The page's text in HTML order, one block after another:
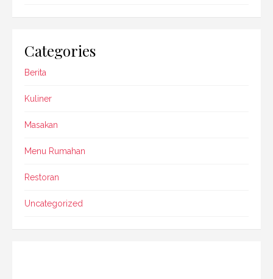
Categories
Berita
Kuliner
Masakan
Menu Rumahan
Restoran
Uncategorized